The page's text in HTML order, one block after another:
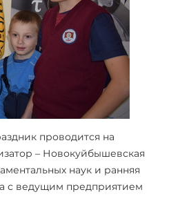
проводится на
– Новокуйбышевская
наук и ранняя
с ведущим предприятием